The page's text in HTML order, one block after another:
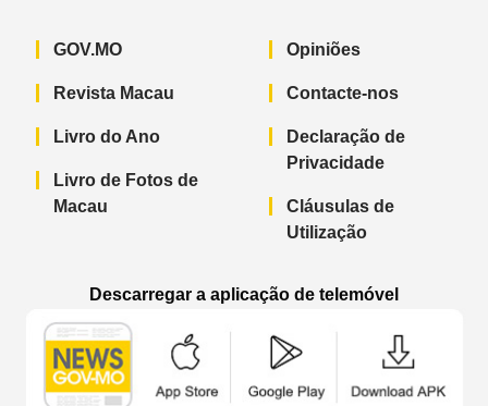
GOV.MO
Revista Macau
Livro do Ano
Livro de Fotos de
Macau
Opiniões
Contacte-nos
Declaração de
Privacidade
Cláusulas de
Utilização
Descarregar a aplicação de telemóvel